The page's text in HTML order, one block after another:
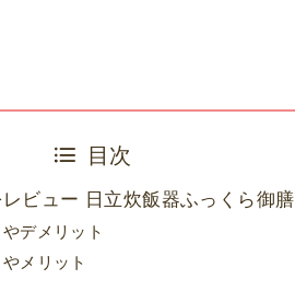
目次
ビュー 日立炊飯器ふっくら御膳
デメリット
メリット